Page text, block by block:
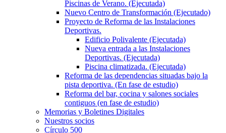
Piscinas de Verano. (Ejecutada)
Nuevo Centro de Transformación (Ejecutado)
Proyecto de Reforma de las Instalaciones
Deportivas.
Edificio Polivalente (Ejecutada)
Nueva entrada a las Instalaciones
Deportivas. (Ejecutada)
Piscina climatizada. (Ejecutada)
Reforma de las dependencias situadas bajo la
pista deportiva. (En fase de estudio)
Reforma del bar, cocina y salones sociales
contiguos (en fase de estudio)
Memorias y Boletines Digitales
Nuestros socios
Círculo 500